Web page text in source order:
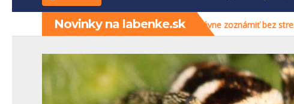
Novinky na labenke.sk
prekvapivo „roztomilé“ pavúky Máte doma mačku a chcete